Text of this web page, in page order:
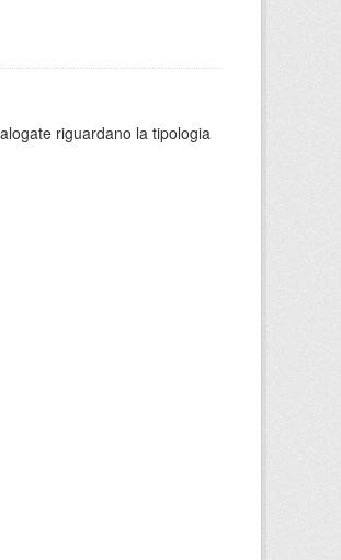
riguardano la tipologia